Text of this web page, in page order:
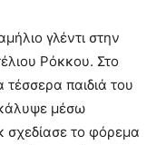
γλέντι στην
Ρόκκου. Στο
παιδιά του
μέσω
το φόρεμα